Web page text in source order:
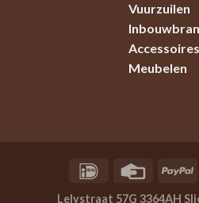
Vuurzuilen
Accessoires
Meubelen
Lelystraat 57G 3364AH